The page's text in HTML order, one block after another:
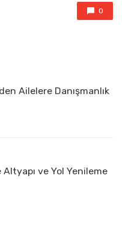
0
Ailelere Danışmanlık
Altyapı ve Yol Yenileme